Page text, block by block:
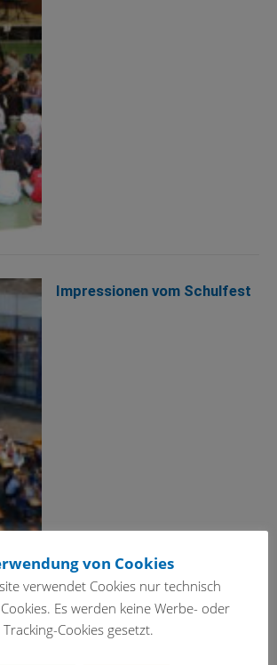
Impressionen vom Schulfest
von Cookies
verwendet Cookies nur technisch
Es werden keine Werbe- oder
Tracking-Cookies gesetzt.